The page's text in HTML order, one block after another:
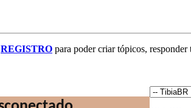
REGISTRO para poder criar tópicos,